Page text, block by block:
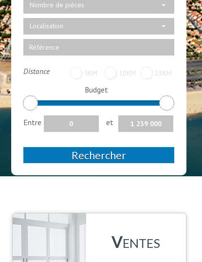
Nombre de pièces
Localisation
Distance 5KM 10KM 25KM
Budget
Entre et
Rechercher
VENTES